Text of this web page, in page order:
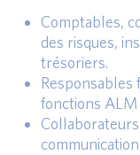
Comptables,
des risques,
trésoriers.
Responsables
fonctions ALM